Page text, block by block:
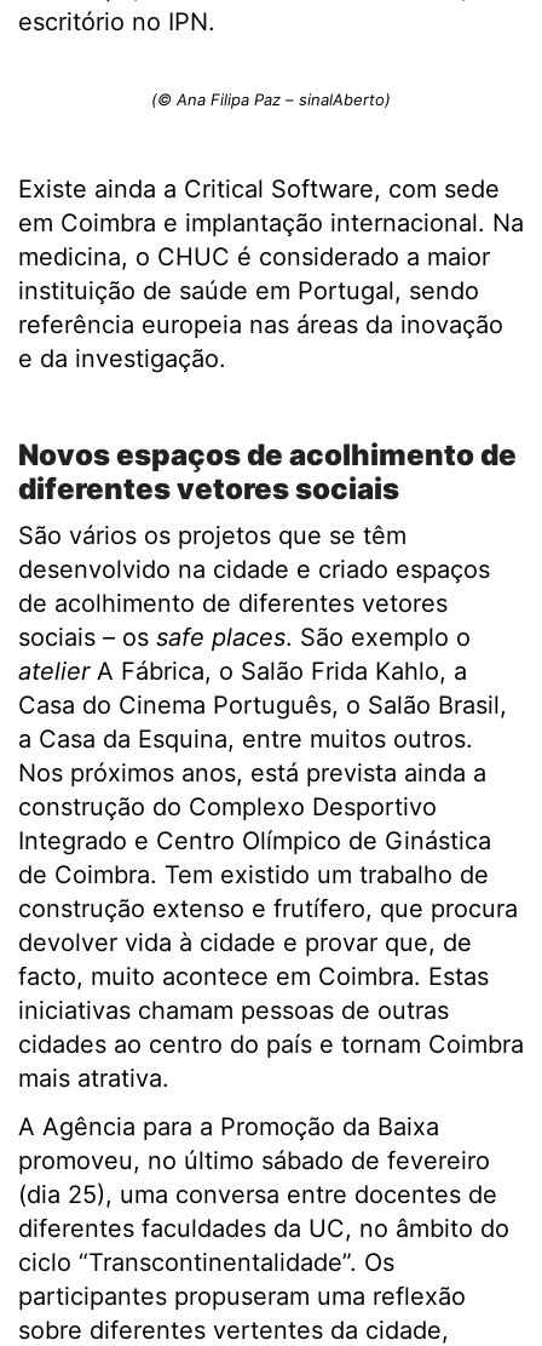
escritório no IPN.
(© Ana Filipa Paz – sinalAberto)
Existe ainda a Critical Software, com sede
em Coimbra e implantação internacional. Na
medicina, o CHUC é considerado a maior
instituição de saúde em Portugal, sendo
referência europeia nas áreas da inovação
e da investigação.
Novos espaços de acolhimento de
diferentes vetores sociais
São vários os projetos que se têm
desenvolvido na cidade e criado espaços
de acolhimento de diferentes vetores
sociais – os safe places. São exemplo o
atelier A Fábrica, o Salão Frida Kahlo, a
Casa do Cinema Português, o Salão Brasil,
a Casa da Esquina, entre muitos outros.
Nos próximos anos, está prevista ainda a
construção do Complexo Desportivo
Integrado e Centro Olímpico de Ginástica
de Coimbra. Tem existido um trabalho de
construção extenso e frutífero, que procura
devolver vida à cidade e provar que, de
facto, muito acontece em Coimbra. Estas
iniciativas chamam pessoas de outras
cidades ao centro do país e tornam Coimbra
mais atrativa.
A Agência para a Promoção da Baixa
promoveu, no último sábado de fevereiro
(dia 25), uma conversa entre docentes de
diferentes faculdades da UC, no âmbito do
ciclo “Transcontinentalidade”. Os
participantes propuseram uma reflexão
sobre diferentes vertentes da cidade,